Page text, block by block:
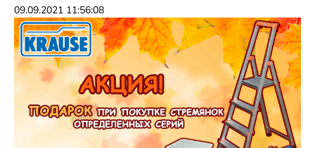
09.09.2021 11:56:08